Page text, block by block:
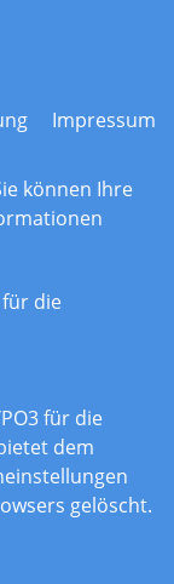
Impressum
können Ihre
die
für die
dem
gelöscht.